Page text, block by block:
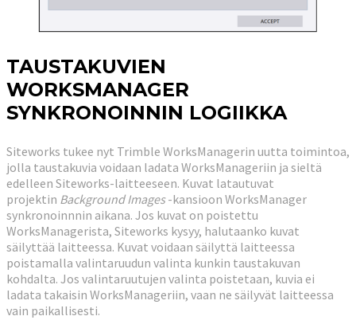
TAUSTAKUVIEN
WORKSMANAGER
SYNKRONOINNIN LOGIIKKA
Siteworks tukee nyt Trimble WorksManagerin uutta toimintoa,
jolla taustakuvia voidaan ladata WorksManageriin ja sieltä
edelleen Siteworks-laitteeseen. Kuvat latautuvat
projektin Background Images-kansioon WorksManager
synkronoinnnin aikana. Jos kuvat on poistettu
WorksManagerista, Siteworks kysyy, halutaanko kuvat
säilyttää laitteessa. Kuvat voidaan säilyttä laitteessa
poistamalla valintaruudun valinta kunkin taustakuvan
kohdalta. Jos valintaruutujen valinta poistetaan, kuvia ei
ladata takaisin WorksManageriin, vaan ne säilyvät laitteessa
vain paikallisesti.